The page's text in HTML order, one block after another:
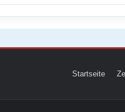
Startseite